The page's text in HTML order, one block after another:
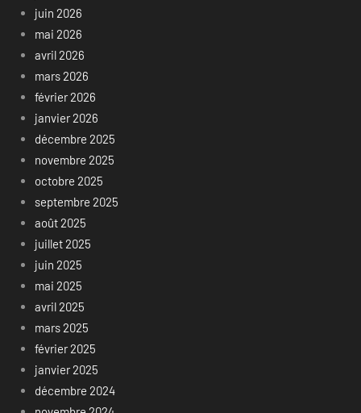
juin 2026
mai 2026
avril 2026
mars 2026
février 2026
janvier 2026
décembre 2025
novembre 2025
octobre 2025
septembre 2025
août 2025
juillet 2025
juin 2025
mai 2025
avril 2025
mars 2025
février 2025
janvier 2025
décembre 2024